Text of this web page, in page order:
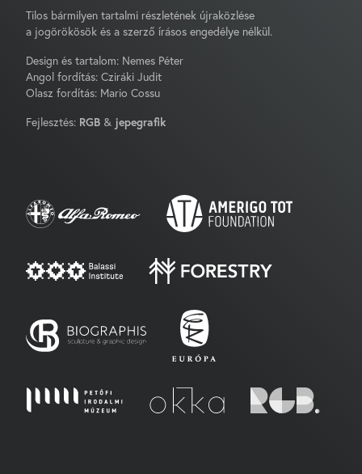
Tilos bármilyen tartalmi részletének újraközlése
a jogörökösök és a szerző írásos engedélye nélkül.
Design és tartalom: Nemes Péter
Angol fordítás: Cziráki Judit
Olasz fordítás: Mario Cossu
Fejlesztés: RGB & jepegrafik